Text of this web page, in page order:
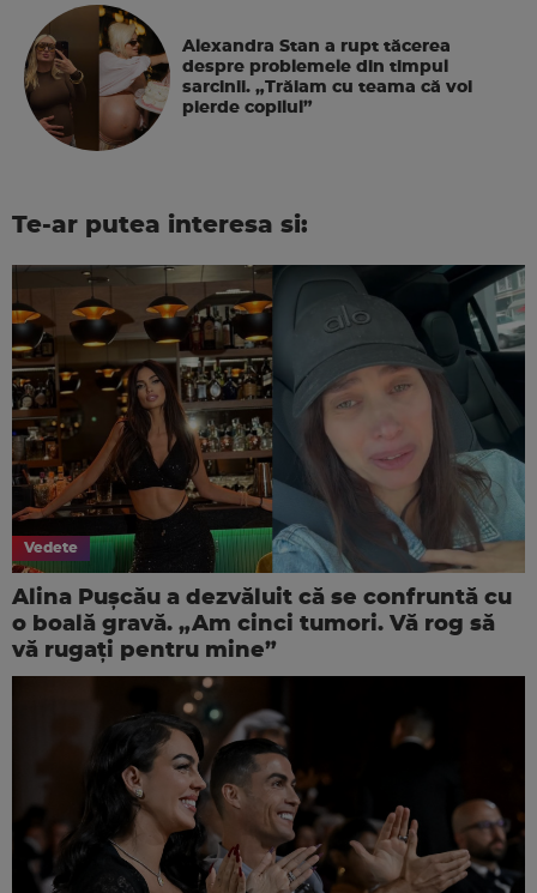
Alexandra Stan a rupt tăcerea
despre problemele din timpul
sarcinii. „Trăiam cu teama că voi
pierde copilul”
Te-ar putea interesa si:
Vedete
Alina Pușcău a dezvăluit că se confruntă cu
o boală gravă. „Am cinci tumori. Vă rog să
vă rugați pentru mine”